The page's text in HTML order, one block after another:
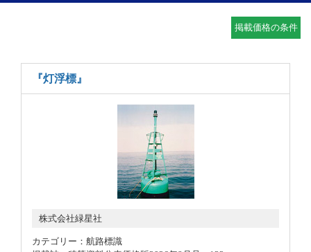
掲載価格の条件
『灯浮標』
株式会社緑星社
カテゴリー：航路標識